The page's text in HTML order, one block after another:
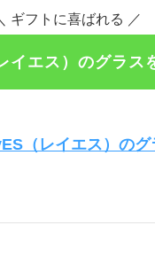
ギフトに喜ばれる ／
イエス）のグラス
（レイエス）の